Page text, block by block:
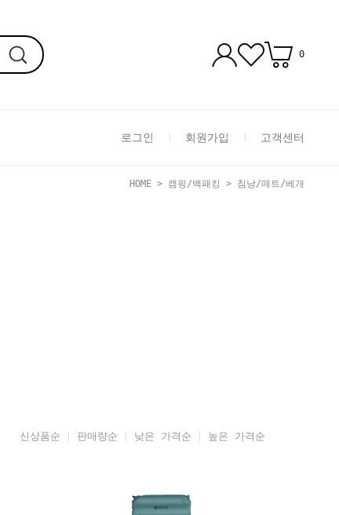
0
로그인 회원가입 고객센터
HOME > 캠핑/백패킹 > 침낭/매트/베개
신상품순 판매량순 낮은 가격순 높은 가격순